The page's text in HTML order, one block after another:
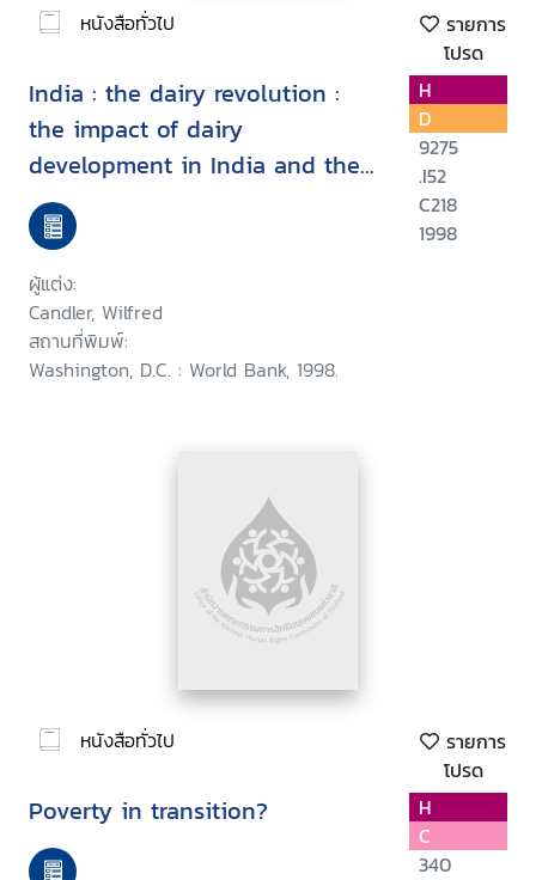
หนังสือทั่วไป
รายการ
โปรด
India : the dairy revolution :
the impact of dairy
development in India and the
World Bank's contribution
ผู้แต่ง:
Candler, Wilfred
สถานที่พิมพ์:
Washington, D.C. : World Bank, 1998.
H
D
9275
.I52
C218
1998
หนังสือทั่วไป
รายการ
โปรด
Poverty in transition?
H
C
340